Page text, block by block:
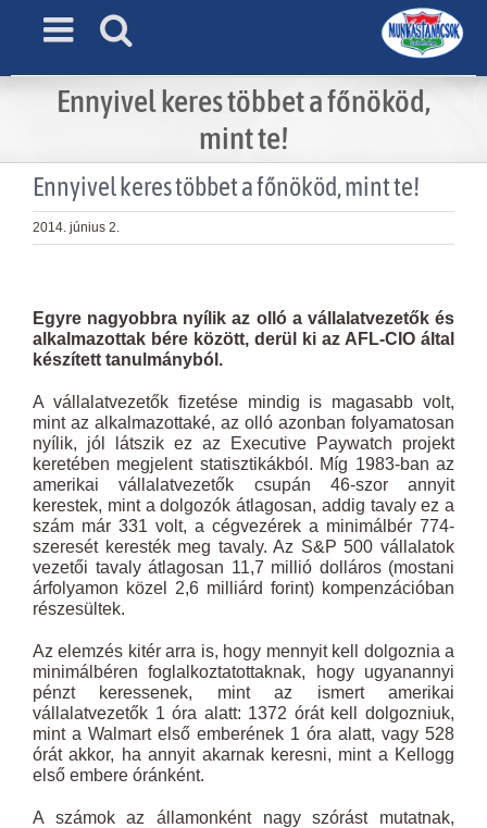
Ennyivel keres többet a főnököd,
mint te!
Ennyivel keres többet a főnököd, mint te!
2014. június 2.
Image
Egyre nagyobbra nyílik az olló a vállalatvezetők és
alkalmazottak bére között, derül ki az AFL-CIO által
készített tanulmányból.
A vállalatvezetők fizetése mindig is magasabb volt,
mint az alkalmazottaké, az olló azonban folyamatosan
nyílik, jól látszik ez az Executive Paywatch projekt
keretében megjelent statisztikákból. Míg 1983-ban az
amerikai vállalatvezetők csupán 46-szor annyit
kerestek, mint a dolgozók átlagosan, addig tavaly ez a
szám már 331 volt, a cégvezérek a minimálbér 774-
szeresét keresték meg tavaly. Az S&P 500 vállalatok
vezetői tavaly átlagosan 11,7 millió dolláros (mostani
árfolyamon közel 2,6 milliárd forint) kompenzációban
részesültek.
Az elemzés kitér arra is, hogy mennyit kell dolgoznia a
minimálbéren foglalkoztatottaknak, hogy ugyanannyi
pénzt keressenek, mint az ismert amerikai
vállalatvezetők 1 óra alatt: 1372 órát kell dolgozniuk,
mint a Walmart első emberének 1 óra alatt, vagy 528
órát akkor, ha annyit akarnak keresni, mint a Kellogg
első embere óránként.
A számok az államonként nagy szórást mutatnak,